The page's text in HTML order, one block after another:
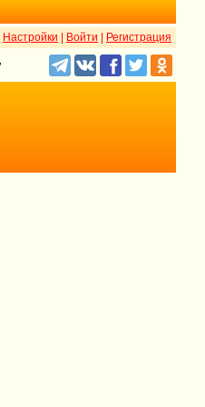
Настройки Войти Регистрация